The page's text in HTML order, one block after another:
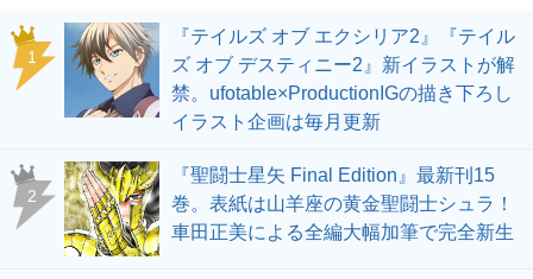
1
『テイルズ オブ エクシリア2』『テイル
ズ オブ デスティニー2』新イラストが解
禁。ufotable×ProductionIGの描き下ろし
イラスト企画は毎月更新
2
『聖闘士星矢 Final Edition』最新刊15
巻。表紙は山羊座の黄金聖闘士シュラ！
車田正美による全編大幅加筆で完全新生